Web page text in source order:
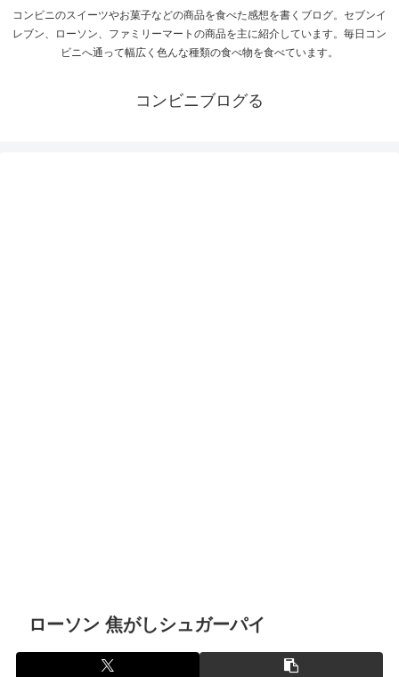
コンビニのスイーツやお菓子などの商品を食べた感想を書くブログ。セブンイ
レブン、ローソン、ファミリーマートの商品を主に紹介しています。毎日コン
ビニへ通って幅広く色んな種類の食べ物を食べています。
コンビニブログる
ローソン 焦がしシュガーパイ